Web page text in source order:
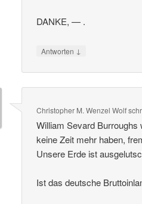
DANKE, — .
Antworten ↓
Christopher M. Wenzel Wolf
William Sevard Burroughs
keine Zeit mehr haben,
Unsere Erde ist
Ist das deutsche